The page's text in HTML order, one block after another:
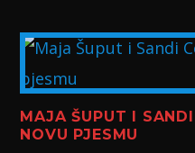
MAJA ŠUPUT I
NOVU PJESMU